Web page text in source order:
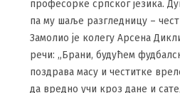
професорке српског језика.
па му шаље разгледницу –
Замолио је колегу Арсена
речи: „Брани, будућем
поздрава масу и честитке
да вредно учи кроз дане и